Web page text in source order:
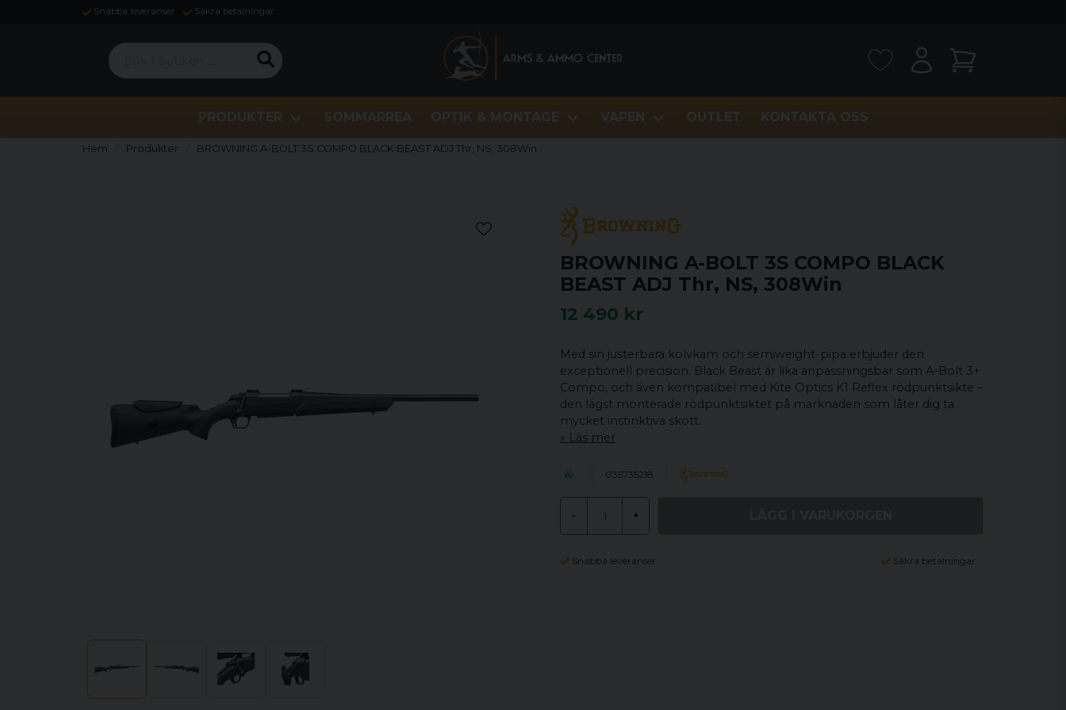
Snabba leveranser Säkra betalningar
Sök i butiken ...
PRODUKTER SOMMARREA OPTIK & MONTAGE VAPEN OUTLET KONTAKTA OSS
Hem Produkter BROWNING A-BOLT 3S COMPO BLACK BEAST ADJ Thr, NS, 308Win
BROWNING A-BOLT 3S COMPO BLACK
BEAST ADJ Thr, NS, 308Win
12 490 kr
Med sin justerbara kolvkam och semiweight-pipa erbjuder den
exceptionell precision. Black Beast är lika anpassningsbar som A-Bolt 3+
Compo, och även kompatibel med Kite Optics K1 Reflex rödpunktsikte –
den lägst monterade rödpunktsiktet på marknaden som låter dig ta
mycket instinktiva skott.
Läs mer
035735218
- +
Snabba leveranser Säkra betalningar